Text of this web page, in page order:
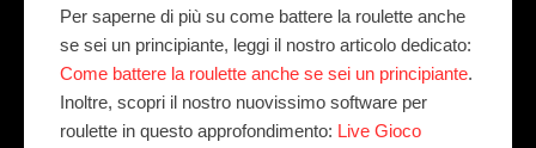
Per saperne di più su come battere la roulette anche
se sei un principiante, leggi il nostro articolo dedicato:
Come battere la roulette anche se sei un principiante.
Inoltre, scopri il nostro nuovissimo software per
roulette in questo approfondimento: Live Gioco